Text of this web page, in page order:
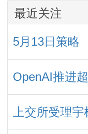
最近关注
5月13日策略
OpenAI推进
上交所受理